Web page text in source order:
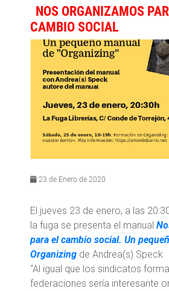
NOS ORGANIZAMOS
CAMBIO SOCIAL
23 de Enero de 2020
El jueves 23 de enero, a las
la fuga se presenta el manual
para el cambio social. Un
Organizing de Andrea(s) Speck
“Al igual que los sindicatos
federaciones sería interesante